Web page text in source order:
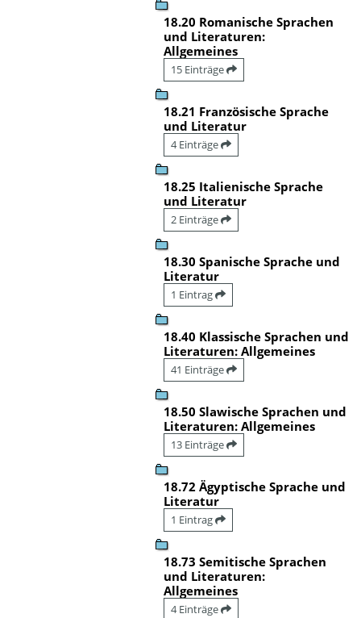
18.20 Romanische Sprachen
und Literaturen:
Allgemeines
15 Einträge
18.21 Französische Sprache
und Literatur
4 Einträge
18.25 Italienische Sprache
und Literatur
2 Einträge
18.30 Spanische Sprache und
Literatur
1 Eintrag
18.40 Klassische Sprachen und
Literaturen: Allgemeines
41 Einträge
18.50 Slawische Sprachen und
Literaturen: Allgemeines
13 Einträge
18.72 Ägyptische Sprache und
Literatur
1 Eintrag
18.73 Semitische Sprachen
und Literaturen:
Allgemeines
4 Einträge